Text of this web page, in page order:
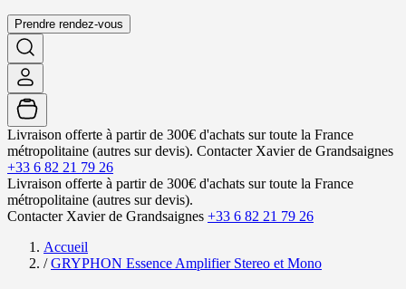
Prendre rendez-vous
Livraison offerte à partir de 300€ d'achats sur toute la France
métropolitaine (autres sur devis). Contacter Xavier de Grandsaignes
+33 6 82 21 79 26
Livraison offerte à partir de 300€ d'achats sur toute la France
métropolitaine (autres sur devis).
Contacter Xavier de Grandsaignes +33 6 82 21 79 26
Accueil
/ GRYPHON Essence Amplifier Stereo et Mono